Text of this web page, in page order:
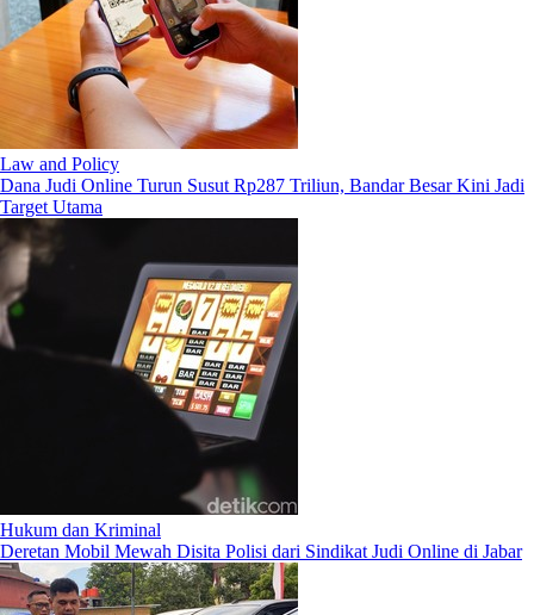
Law and Policy
Dana Judi Online Turun Susut Rp287 Triliun, Bandar Besar Kini Jadi
Target Utama
Hukum dan Kriminal
Deretan Mobil Mewah Disita Polisi dari Sindikat Judi Online di Jabar